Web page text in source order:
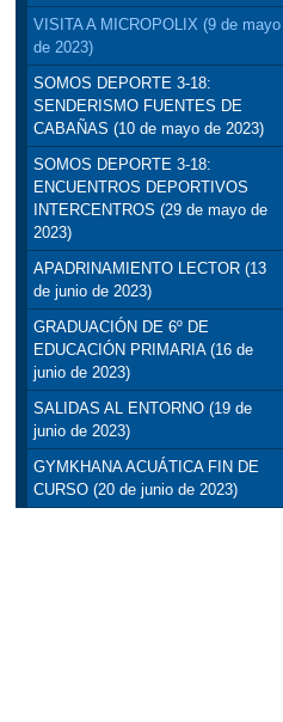
VISITA A MICROPOLIX (9 de mayo
de 2023)
SOMOS DEPORTE 3-18:
SENDERISMO FUENTES DE
CABAÑAS (10 de mayo de 2023)
SOMOS DEPORTE 3-18:
ENCUENTROS DEPORTIVOS
INTERCENTROS (29 de mayo de
2023)
APADRINAMIENTO LECTOR (13
de junio de 2023)
GRADUACIÓN DE 6º DE
EDUCACIÓN PRIMARIA (16 de
junio de 2023)
SALIDAS AL ENTORNO (19 de
junio de 2023)
GYMKHANA ACUÁTICA FIN DE
CURSO (20 de junio de 2023)